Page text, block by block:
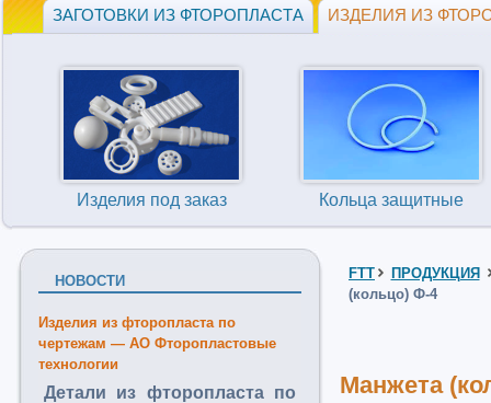
ЗАГОТОВКИ ИЗ ФТОРОПЛАСТА ИЗДЕЛИЯ ИЗ
Изделия под заказ Кольца защитные
НОВОСТИ
Изделия из фторопласта по
чертежам — АО Фторопластовые
технологии
Детали из фторопласта по
FTT
ПРОДУКЦИЯ
(кольцо) Ф-4
Манжета